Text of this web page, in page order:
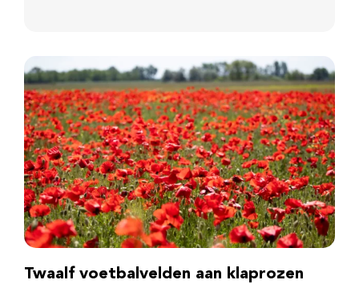
Twaalf voetbalvelden aan klaprozen